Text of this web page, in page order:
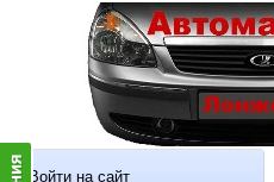
Войти на сайт